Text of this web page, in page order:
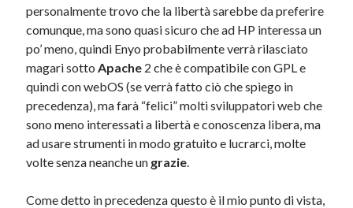
personalmente trovo che la libertà sarebbe da preferire
comunque, ma sono quasi sicuro che ad HP interessa un
po’ meno, quindi Enyo probabilmente verrà rilasciato
magari sottoApache 2 che è compatibile con GPL e
quindi con webOS (se verrà fatto ciò che spiego in
precedenza), ma farà “felici” molti sviluppatori web che
sono meno interessati a libertà e conoscenza libera, ma
ad usare strumenti in modo gratuito e lucrarci, molte
volte senza neanche un grazie.
Come detto in precedenza questo è il mio punto di vista,